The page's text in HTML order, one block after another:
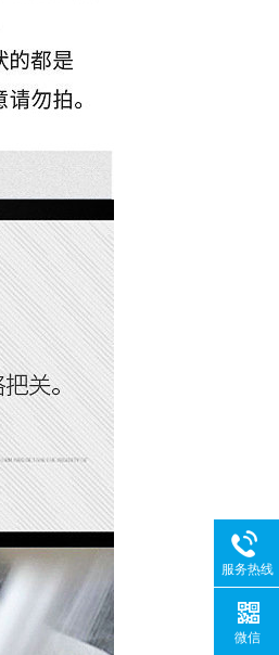
服务热线
微信